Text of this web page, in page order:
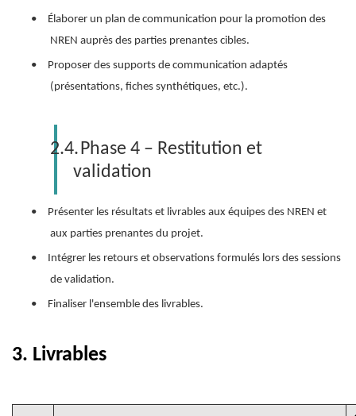
•
Élaborer un plan de communication pour la promotion des
NREN auprès des parties prenantes cibles.
•
Proposer des supports de communication adaptés
(présentations, fiches synthétiques, etc.).
2.4.Phase 4 – Restitution et
validation
•
Présenter les résultats et livrables aux équipes des NREN et
aux parties prenantes du projet.
•
Intégrer les retours et observations formulés lors des sessions
de validation.
• Finaliser l'ensemble des livrables.
3. Livrables